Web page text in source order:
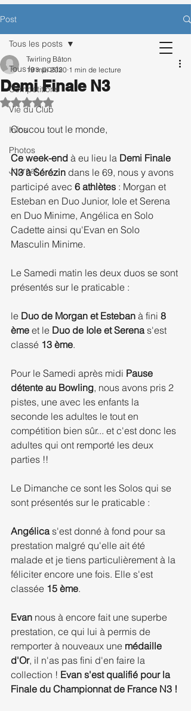
D’UNE SÉANCE D’ESSAI OFFERTE.
Inscription
Post
Tous les posts
Compétitions
Vie du Club
Infos
Photos
Journal
Tous les posts
Demi Finale N3
Twirling Bâton
19 mai 2020 1 min de lecture
Noté NaN étoiles sur 5.
Coucou tout le monde,
Ce week-end à eu lieu la Demi Finale
N3 à Sérézin dans le 69, nous y avons
participé avec 6 athlètes : Morgan et
Esteban en Duo Junior, Iole et Serena
en Duo Minime, Angélica en Solo
Cadette ainsi qu'Evan en Solo
Masculin Minime.
Le Samedi matin les deux duos se sont
présentés sur le praticable :
le Duo de Morgan et Esteban à fini 8
ème et le Duo de Iole et Serena s'est
classé 13 ème.
Pour le Samedi après midi Pause
détente au Bowling, nous avons pris 2
pistes, une avec les enfants la
seconde les adultes le tout en
compétition bien sûr... et c'est donc les
adultes qui ont remporté les deux
parties !!
Le Dimanche ce sont les Solos qui se
sont présentés sur le praticable :
Angélica s'est donné à fond pour sa
prestation malgré qu'elle ait été
malade et je tiens particulièrement à la
féliciter encore une fois. Elle s'est
classée 15 ème.
Evan nous à encore fait une superbe
prestation, ce qui lui à permis de
remporter à nouveaux une médaille
d'Or, il n'as pas fini d'en faire la
collection ! Evan s'est qualifié pour la
Finale du Championnat de France N3 !